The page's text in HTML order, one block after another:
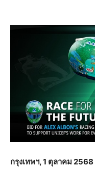
กรุงเทพฯ, 1 ตุลาคม 2568